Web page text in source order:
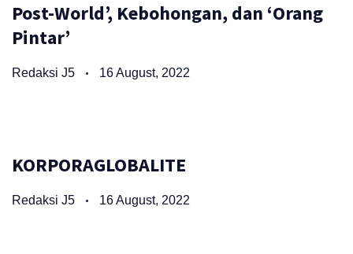
Post-World’, Kebohongan, dan ‘Orang
Pintar’
Redaksi J5 16 August, 2022
KORPORAGLOBALITE
Redaksi J5 16 August, 2022